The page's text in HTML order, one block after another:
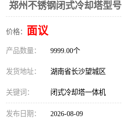
郑州不锈钢闭式冷却塔型号
价格： 面议
产品数量： 9999.00个
发货地址： 湖南省长沙望城区
关键词： 闭式冷却塔一体机
发布日期： 2026-08-09